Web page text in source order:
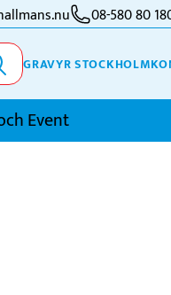
08-580 80
GRAVYR STOCKHOLM
Event